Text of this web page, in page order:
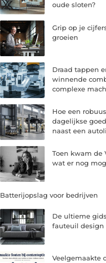
oude sloten?
Grip op je
groeien
Draad tappen
winnende
complexe
Hoe een
dagelijkse
naast een
Toen kwam de
wat er nog
Batterijopslag voor bedrijven
De ultieme
fauteuil design
Veelgemaakte